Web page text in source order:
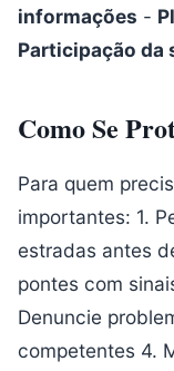
informações -
Participação da
Como Se
Para quem
importantes: 1.
estradas antes
pontes com
Denuncie
competentes 4.